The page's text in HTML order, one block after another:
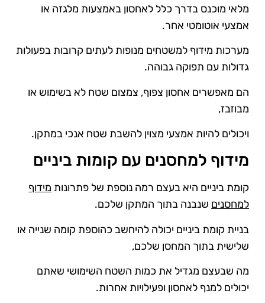
מלאי מוכנס בדרך כלל לאחסון באמצעות מלגזה או
אמצעי אוטומטי אחר.
מערכות מידוף למשטחים מנופות לעתים קרובות בפעולות
גדולות עם תפוקה גבוהה.
הם מאפשרים אחסון צפוף, צמצום שטח לא בשימוש או
מבוזבז,
ויכולים להיות אמצעי מצוין להשבת שטח אנכי במתקן.
מידוף למחסנים עם קומות ביניים
קומת ביניים היא בעצם רמה נוספת של פתרונות מידוף
למחסנים שנבנה בתוך המתקן שלכם.
בניית קומת ביניים יכולה להיחשב כהוספת קומה שנייה או
שלישית בתוך המחסן שלכם,
מה שבעצם מגדיל את כמות השטח השימושי שאתם
יכולים למנף לאחסון ופעילויות אחרות.